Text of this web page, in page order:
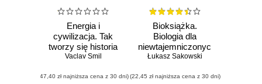
się w lekkiej
beletrystyce i
literaturze non-
fiction. W swojej
ofercie ma bogatą
Energia i
cywilizacja. Tak
tworzy się historia
Vaclav Smil
(47,40 zł najniższa cena z 30 dni)
Bioksiążka.
Biologia dla
niewtajemniczonych
Łukasz Sakowski
(22,45 zł najniższa cena z 30 dni)